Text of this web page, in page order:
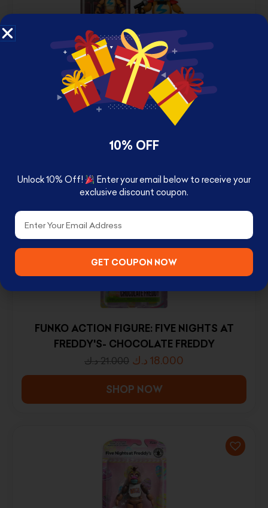
FUNKO ACTION FIGURE: FIVE NIGHTS AT
FREDDY'S, SECURITY BREACH - GLAMROCK
FREDDY
13.000
FUNKO ACTION FIGURE: FIVE NIGHTS AT
FREDDY'S- CHOCOLATE FREDDY
21.000 د.ك 18.000 د.ك
SHOP NOW
10% OFF
Unlock 10% Off!
Enter your email below to receive your
exclusive discount coupon.
Email
GET COUPON NOW